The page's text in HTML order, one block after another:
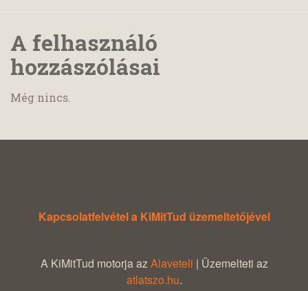
A felhasználó
hozzászólásai
Még nincs.
Kapcsolatfelvétel a KiMitTud üzemeltetőjével
A KiMitTud motorja azAlaveteli | Üzemelteti az
atlatszo.hu.